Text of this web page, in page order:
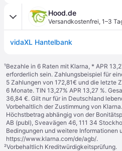
Hood.de
Versandkostenfrei, 1–3
vidaXL Hantelbank
¹Bezahle in 6 Raten mit Klarna, * APR
erforderlich sein. Zahlungsbeispiel für
5 Zahlungen von 172,81€ und die letzte
6 Monate. TIN 13,27% APR 13,27 %.
36,84 €. Gilt nur für in Deutschland
Vorbehaltlich der Zustimmung von
Höchstbetrag abhängig von der
AB (publ), Sveavägen 46, 111 34
Bedingungen und weitere Informationen
https://www.klarna.com/de/agb/.
²Vorbehaltlich Kreditwürdigkeitsprüfung.